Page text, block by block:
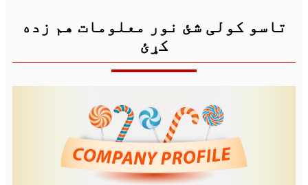
تاسو کولی شئ نور معلومات هم زده
کړئ